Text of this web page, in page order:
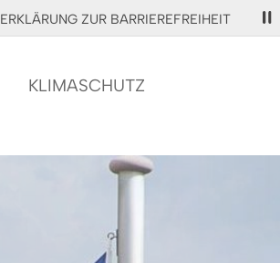
ERKLÄRUNG ZUR BARRIEREFREIHEIT
KLIMASCHUTZ